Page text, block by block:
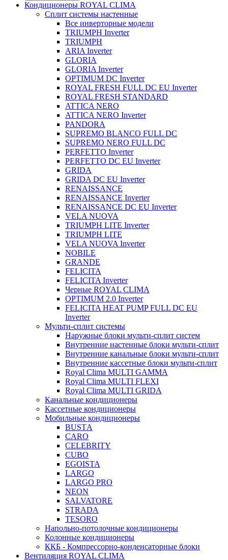
Кондиционеры ROYAL CLIMA
Сплит системы настенные
Все инверторные модели
TRIUMPH Inverter
TRIUMPH
ARIA Inverter
GLORIA
GLORIA Inverter
OPTIMUM DC Inverter
ROYAL FRESH FULL DC EU Inverter
ROYAL FRESH STANDARD
ATTICA NERO
ATTICA NERO Inverter
PANDORA
SUPREMO BLANCO FULL DC
SUPREMO NERO FULL DC
PERFETTO Inverter
PERFETTO DC EU Inverter
GRIDA
GRIDA DC EU Inverter
RENAISSANCE
RENAISSANCE Inverter
RENAISSANCE DC EU Inverter
VELA NUOVA
TRIUMPH LITE Inverter
TRIUMPH LITE
VELA NUOVA Inverter
NOBILE
GRANDE
FELICITA
FELICITA Inverter
Черные ROYAL CLIMA
OPTIMUM 2.0 Inverter
FELICITA HEAT PUMP FULL DC EU
Inverter
Мульти-сплит системы
Наружные блоки мульти-сплит систем
Внутренние настенные блоки мульти-сплит
Внутренние канальные блоки мульти-сплит
Внутренние кассетные блоки мульти-сплит
Royal Clima MULTI GAMMA
Royal Clima MULTI FLEXI
Royal Clima MULTI GRIDA
Канальные кондиционеры
Кассетные кондиционеры
Мобильные кондиционеры
BUSTА
CARO
CELEBRITY
CUBO
EGOISTA
LARGO
LARGO PRO
NEON
SALVATORE
STRADA
TESORO
Напольно-потолочные кондиционеры
Колонные кондиционеры
ККБ - Компрессорно-конденсаторные блоки
Вентиляция ROYAL CLIMA